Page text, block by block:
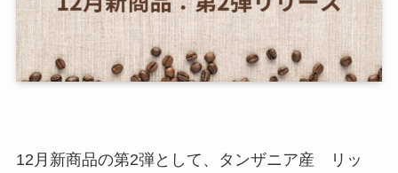
12月新商品の第2弾として、タンザニア産 リッ